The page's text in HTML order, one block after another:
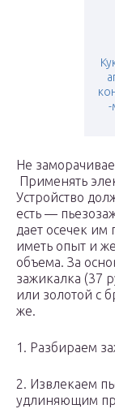
-
Не
Применять
Устройство
есть —
дает осечек им
иметь опыт и
объема. За
зажикалка (37
или золотой с
же.
1. Разбираем
2. Извлекаем
удлиняющим